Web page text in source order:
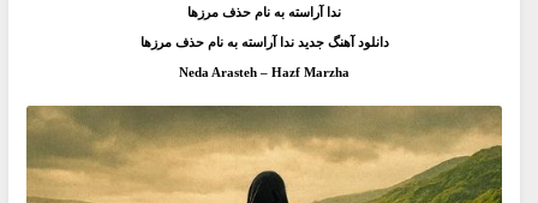
ندا آراسته به نام حذف مرزها
دانلود آهنگ جديد ندا آراسته به نام حذف مرزها
Neda Arasteh – Hazf Marzha